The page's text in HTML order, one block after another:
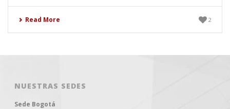
Read More 2
NUESTRAS SEDES
Sede Bogotá